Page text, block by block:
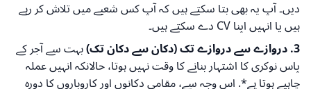
دیں۔ آپ یہ بھی بتا سکتے ہیں کہ آپ کس شعبے میں تلاش کر رہے
ہیں یا انہیں اپنا CV دے سکتے ہیں۔
3. دروازے سے دروازے تک (دکان سے دکان تک)
بہت سے آجر کے
پاس نوکری کا اشتہار بنانے کا وقت نہیں ہوتا، حالانکہ انہیں عملہ
چاہیے ہوتا ہے*. اس وجہ سے، مقامی دکانوں اور کاروباروں کا دورہ